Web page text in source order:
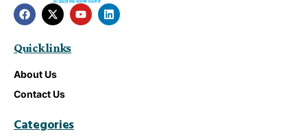
Quick links
About Us
Contact Us
Categories